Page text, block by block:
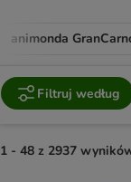
animonda
Filtruj według
1 - 48 z 2937